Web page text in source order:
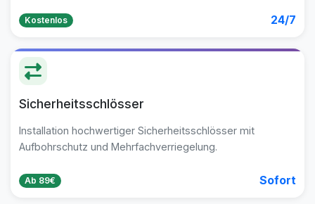
Kostenlos 24/7
Sicherheitsschlösser
Installation hochwertiger Sicherheitsschlösser mit
Aufbohrschutz und Mehrfachverriegelung.
Ab 89€ Sofort